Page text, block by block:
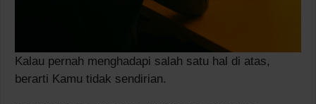
Kalau pernah menghadapi salah satu hal di atas,
berarti Kamu tidak sendirian.